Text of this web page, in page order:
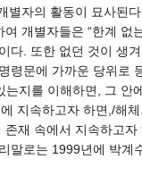
자의 활동이 묘사
개별자들은 “한계
. 또한 없던 것이 생
문에 가까운 당위
지를 이해하면, 그
지속하고자 하면,/
재 속에서 지속하고
말로는 1999년에 박계